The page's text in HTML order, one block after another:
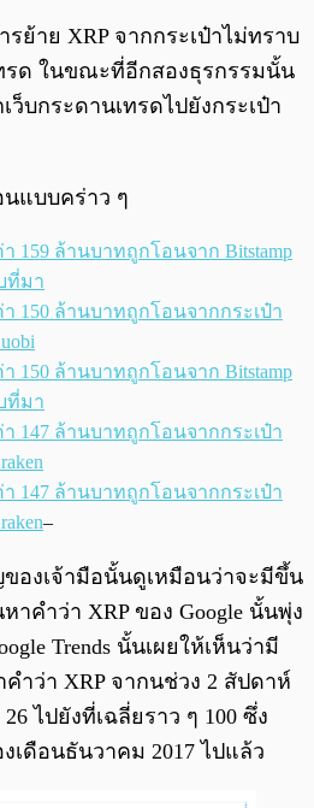
ย้าย XRP จากกระเป๋าไม่ทราบ
รด ในขณะที่อีกสองธุรกรรมนั้น
ว็บกระดานเทรดไปยังกระเป๋า
แบบคร่าว ๆ
า 159 ล้านบาทถูกโอนจาก Bitstamp
ที่มา
า 150 ล้านบาทถูกโอนจากกระเป๋า
า 150 ล้านบาทถูกโอนจาก Bitstamp
ที่มา
า 147 ล้านบาทถูกโอนจากกระเป๋า
า 147 ล้านบาทถูกโอนจากกระเป๋า
–
องเจ้ามือนั้นดูเหมือนว่าจะมีขึ้น
าคำว่า XRP ของ Google นั้นพุ่ง
Trends นั้นเผยให้เห็นว่ามี
ำว่า XRP จากนช่วง 2 สัปดาห์
ไปยังที่เฉลี่ยราว ๆ 100 ซึ่ง
เดือนธันวาคม 2017 ไปแล้ว